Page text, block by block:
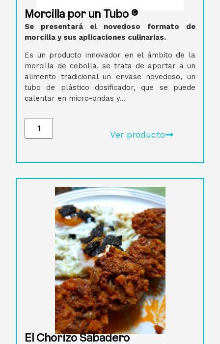
Morcilla por un Tubo ®
Se presentará el novedoso formato de
morcilla y sus aplicaciones culinarias.
Es un producto innovador en el ámbito de la
morcilla de cebolla, se trata de aportar a un
alimento tradicional un envase novedoso, un
tubo de plástico dosificador, que se puede
calentar en micro-ondas y...
Ver producto
El Chorizo Sabadero